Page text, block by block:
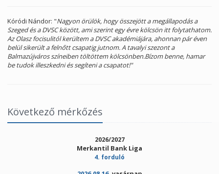
Kóródi Nándor: "Nagyon örülök, hogy összejött a megállapodás a
Szeged és a DVSC között, ami szerint egy évre kölcsön itt folytathatom.
Az Olasz focisulitól kerültem a DVSC akadémiájára, ahonnan pár éven
belül sikerült a felnőtt csapatig jutnom. A tavalyi szezont a
Balmazújváros színeiben töltöttem kölcsönben.Bízom benne, hamar
be tudok illeszkedni és segíteni a csapatot!"
Következő mérkőzés
2026/2027
Merkantil Bank Liga
4. forduló